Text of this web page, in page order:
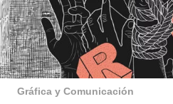
Gráfica y Comunicación